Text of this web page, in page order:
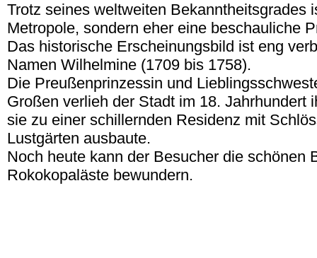
Trotz seines weltweiten Bekanntheitsgrades
Metropole, sondern eher eine beschauliche
Das historische Erscheinungsbild ist eng
Namen Wilhelmine (1709 bis 1758).
Die Preußenprinzessin und
Großen verlieh der Stadt im 18. Jahrhundert
sie zu einer schillernden Residenz mit
Lustgärten ausbaute.
Noch heute kann der Besucher die schönen
Rokokopaläste bewundern.